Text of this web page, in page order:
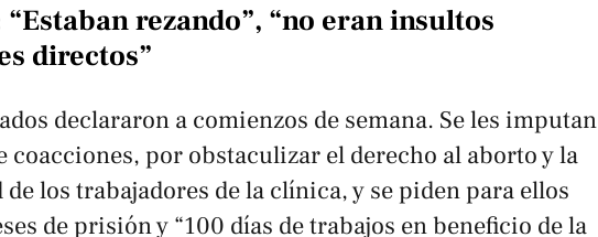
rezando”, “no eran insultos
directos”
declararon a comienzos de semana. Se les imputan
coacciones, por obstaculizar el derecho al aborto y la
los trabajadores de la clínica, y se piden para ellos
de prisión y “100 días de trabajos en beneficio de la